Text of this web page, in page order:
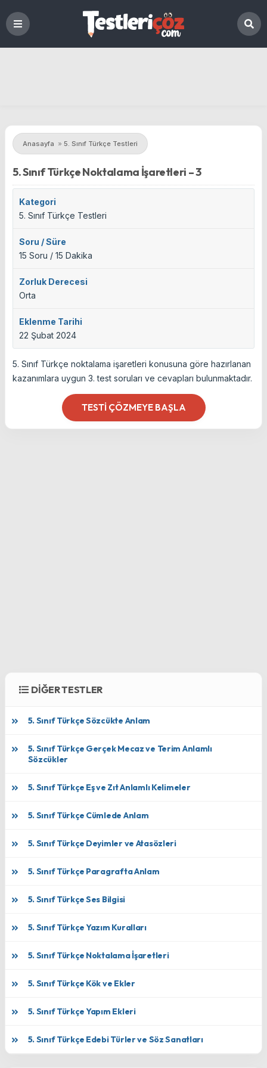
Anasayfa » 5. Sınıf Türkçe Testleri
5. Sınıf Türkçe Noktalama İşaretleri – 3
Kategori
5. Sınıf Türkçe Testleri
Soru / Süre
15 Soru / 15 Dakika
Zorluk Derecesi
Orta
Eklenme Tarihi
22 Şubat 2024
5. Sınıf Türkçe noktalama işaretleri konusuna göre hazırlanan
kazanımlara uygun 3. test soruları ve cevapları bulunmaktadır.
TESTI ÇÖZMEYE BAŞLA
DİĞER TESTLER
5. Sınıf Türkçe Sözcükte Anlam
5. Sınıf Türkçe Gerçek Mecaz ve Terim Anlamlı
Sözcükler
5. Sınıf Türkçe Eş ve Zıt Anlamlı Kelimeler
5. Sınıf Türkçe Cümlede Anlam
5. Sınıf Türkçe Deyimler ve Atasözleri
5. Sınıf Türkçe Paragrafta Anlam
5. Sınıf Türkçe Ses Bilgisi
5. Sınıf Türkçe Yazım Kuralları
5. Sınıf Türkçe Noktalama İşaretleri
5. Sınıf Türkçe Kök ve Ekler
5. Sınıf Türkçe Yapım Ekleri
5. Sınıf Türkçe Edebi Türler ve Söz Sanatları